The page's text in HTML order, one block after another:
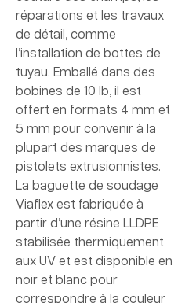
réparations et les travaux
de détail, comme
l’installation de bottes de
tuyau. Emballé dans des
bobines de 10 lb, il est
offert en formats 4 mm et
5 mm pour convenir à la
plupart des marques de
pistolets extrusionnistes.
La baguette de soudage
Viaflex est fabriquée à
partir d’une résine LLDPE
stabilisée thermiquement
aux UV et est disponible en
noir et blanc pour
correspondre à la couleur